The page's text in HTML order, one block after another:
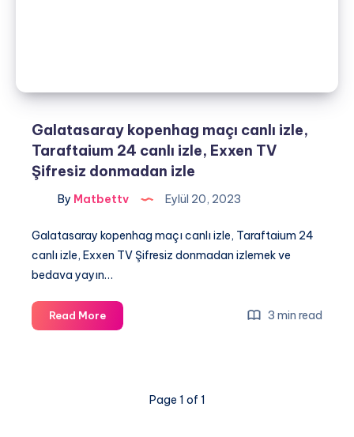
Galatasaray kopenhag maçı canlı izle,
Taraftaium 24 canlı izle, Exxen TV
Şifresiz donmadan izle
By Matbettv Eylül 20, 2023
Galatasaray kopenhag maçı canlı izle, Taraftaium 24
canlı izle, Exxen TV Şifresiz donmadan izlemek ve
bedava yayın…
Read MoreGalatasaray
kopenhag
Taraftaium
3 min read
Page 1 of 1